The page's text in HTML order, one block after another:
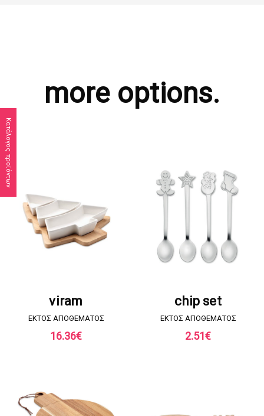
Κατάλογος προϊόντων
more options.
viram
EKTOΣ ΑΠΟΘΕΜΑΤΟΣ
16.36€
chip set
EKTOΣ ΑΠΟΘΕΜΑΤΟΣ
2.51€